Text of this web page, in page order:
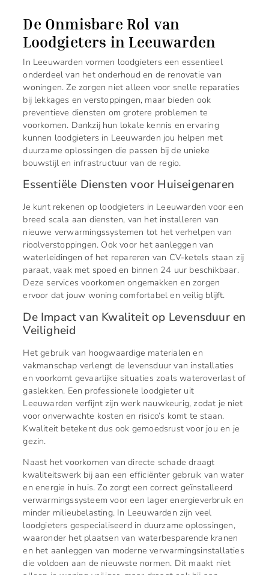
De Onmisbare Rol van
Loodgieters in Leeuwarden
In Leeuwarden vormen loodgieters een essentieel
onderdeel van het onderhoud en de renovatie van
woningen. Ze zorgen niet alleen voor snelle reparaties
bij lekkages en verstoppingen, maar bieden ook
preventieve diensten om grotere problemen te
voorkomen. Dankzij hun lokale kennis en ervaring
kunnen loodgieters in Leeuwarden jou helpen met
duurzame oplossingen die passen bij de unieke
bouwstijl en infrastructuur van de regio.
Essentiële Diensten voor Huiseigenaren
Je kunt rekenen op loodgieters in Leeuwarden voor een
breed scala aan diensten, van het installeren van
nieuwe verwarmingssystemen tot het verhelpen van
rioolverstoppingen. Ook voor het aanleggen van
waterleidingen of het repareren van CV-ketels staan zij
paraat, vaak met spoed en binnen 24 uur beschikbaar.
Deze services voorkomen ongemakken en zorgen
ervoor dat jouw woning comfortabel en veilig blijft.
De Impact van Kwaliteit op Levensduur en
Veiligheid
Het gebruik van hoogwaardige materialen en
vakmanschap verlengt de levensduur van installaties
en voorkomt gevaarlijke situaties zoals wateroverlast of
gaslekken. Een professionele loodgieter uit
Leeuwarden verfijnt zijn werk nauwkeurig, zodat je niet
voor onverwachte kosten en risico’s komt te staan.
Kwaliteit betekent dus ook gemoedsrust voor jou en je
gezin.
Naast het voorkomen van directe schade draagt
kwaliteitswerk bij aan een efficiënter gebruik van water
en energie in huis. Zo zorgt een correct geïnstalleerd
verwarmingssysteem voor een lager energieverbruik en
minder milieubelasting. In Leeuwarden zijn veel
loodgieters gespecialiseerd in duurzame oplossingen,
waaronder het plaatsen van waterbesparende kranen
en het aanleggen van moderne verwarmingsinstallaties
die voldoen aan de nieuwste normen. Dit maakt niet